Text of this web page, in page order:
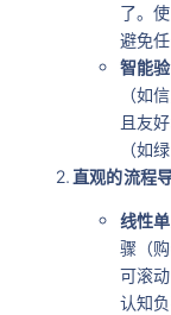
了。
避免
智能
（如
且友
（如
直观的流程
线性
骤（
可滚
认知